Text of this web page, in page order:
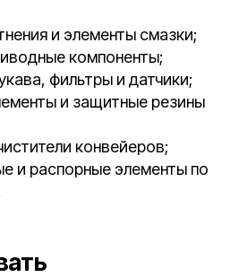
и элементы смазки;
компоненты;
фильтры и датчики;
и защитные резины
конвейеров;
и распорные элементы по